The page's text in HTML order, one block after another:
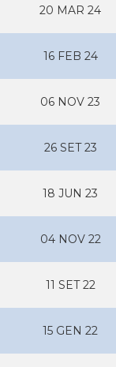
20 MAR 24
16 FEB 24
06 NOV 23
26 SET 23
18 JUN 23
04 NOV 22
11 SET 22
15 GEN 22